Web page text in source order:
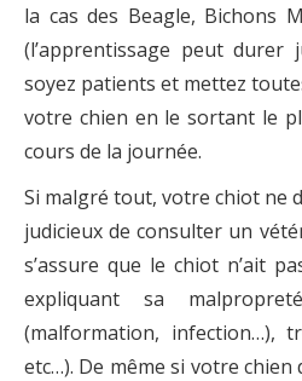
la cas des Beagle, Bichons
(l’apprentissage peut durer
soyez patients et mettez
votre chien en le sortant le
cours de la journée.
Si malgré tout, votre chiot ne
judicieux de consulter un
s’assure que le chiot n’ait
expliquant sa
(malformation, infection…),
etc…). De même si votre